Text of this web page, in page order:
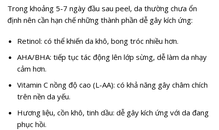
Trong khoảng 5-7 ngày đầu sau peel, da thường chưa ổn
định nên cần hạn chế những thành phần dễ gây kích ứng:
Retinol: có thể khiến da khô, bong tróc nhiều hơn.
AHA/BHA: tiếp tục tác động lên lớp sừng, dễ làm da nhạy
cảm hơn.
Vitamin C nồng độ cao (L-AA): có khả năng gây châm chích
trên nền da yếu.
Hương liệu, cồn khô, tinh dầu: dễ gây kích ứng với da đang
phục hồi.